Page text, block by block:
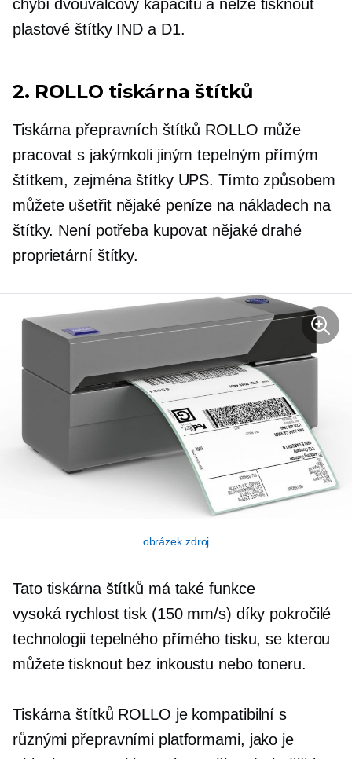
chybídvouválcový kapacitu a nelze tisknout
plastové štítky IND a D1.
2. ROLLO tiskárna štítků
Tiskárna přepravních štítků ROLLO může
pracovat s jakýmkoli jiným tepelným přímým
štítkem, zejména štítky UPS. Tímto způsobem
můžete ušetřit nějaké peníze na nákladech na
štítky. Není potřeba kupovat nějaké drahé
proprietární štítky.
obrázek zdroj
Tato tiskárna štítků má také funkce
vysoká rychlosttisk (150 mm/s) díky pokročilé
technologii tepelného přímého tisku, se kterou
můžete tisknout bez inkoustu nebo toneru.
Tiskárna štítků ROLLO je kompatibilní s
různými přepravními platformami, jako je